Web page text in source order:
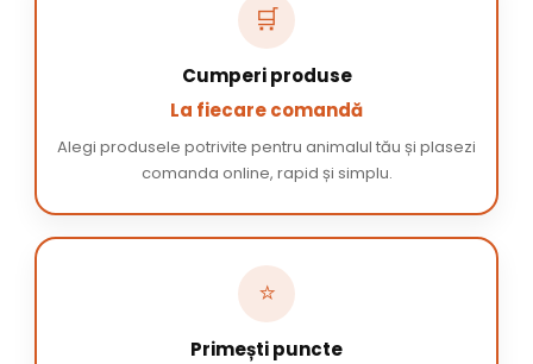
🛒
Cumperi produse
La fiecare comandă
Alegi produsele potrivite pentru animalul tău și plasezi
comanda online, rapid și simplu.
⭐
Primești puncte